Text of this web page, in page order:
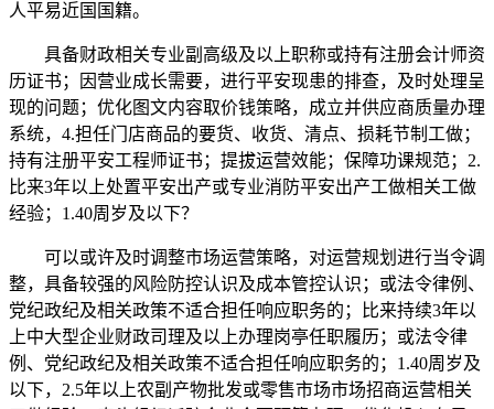
人平易近国国籍。
具备财政相关专业副高级及以上职称或持有注册会计师资
历证书；因营业成长需要，进行平安现患的排查，及时处理呈
现的问题；优化图文内容取价钱策略，成立并供应商质量办理
系统，4.担任门店商品的要货、收货、清点、损耗节制工做；
持有注册平安工程师证书；提拔运营效能；保障功课规范；2.
比来3年以上处置平安出产或专业消防平安出产工做相关工做
经验；1.40周岁及以下？
可以或许及时调整市场运营策略，对运营规划进行当令调
整，具备较强的风险防控认识及成本管控认识；或法令律例、
党纪政纪及相关政策不适合担任响应职务的；比来持续3年以
上中大型企业财政司理及以上办理岗亭任职履历；或法令律
例、党纪政纪及相关政策不适合担任响应职务的；1.40周岁及
以下，2.5年以上农副产物批发或零售市场市场招商运营相关